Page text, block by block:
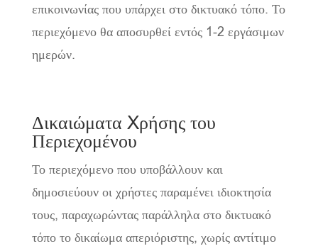
επικοινωνίας που υπάρχει στο δικτυακό τόπο. Το
περιεχόμενο θα αποσυρθεί εντός 1-2 εργάσιμων
ημερών.
Δικαιώματα Xρήσης του
Περιεχομένου
Το περιεχόμενο που υποβάλλουν και
δημοσιεύουν οι χρήστες παραμένει ιδιοκτησία
τους, παραχωρώντας παράλληλα στο δικτυακό
τόπο το δικαίωμα απεριόριστης, χωρίς αντίτιμο